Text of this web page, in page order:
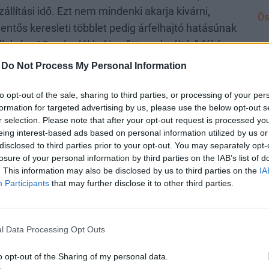
Do Not Process My Personal Information
opt-out of the sale, sharing to third parties, or processing of your
for targeted advertising by us, please use the below opt-out
selection. Please note that after your opt-out request is processed
interest-based ads based on personal information utilized by us
to third parties prior to your opt-out. You may separately
of your personal information by third parties on the IAB’s list of
This information may also be disclosed by us to third parties on the
Participants that may further disclose it to other third parties.
Data Processing Opt Outs
opt-out of the Sharing of my personal data.
idő. Ezt nem mindenki akarja kivárni,
keresleti többlet pedig árfelhajtó hatásúnak
ára 15 százalékkal is nőtt az elmúlt bő fél év
még nincsenek csúcs közelben, tehát további
ejtettünk az üzemanyagár – növekedésről,
mint egy évvel ezelőtt.
- tömeges leépítésekkel ez már nem
miközben az idő nagy részében
város példáján látszik, hogy
a parkolás terén is, hogy